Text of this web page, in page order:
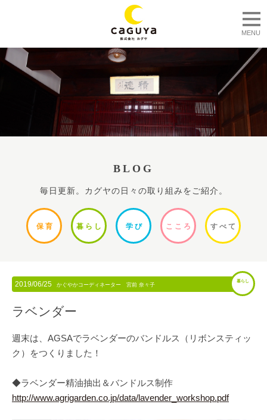
MENU
BLOG
毎日更新。カグヤの日々の取り組みをご紹介。
保 育 暮ら し 学 び ここ ろ すべて
2019/06/25 かぐやかコーディネーター 宮前 奈々子
暮らし
ラベンダー
週末は、AGSAでラベンダーのバンドルス（リボンスティッ
ク）をつくりました！
◆ラベンダー精油抽出＆バンドルス制作
http://www.agrigarden.co.jp/data/lavender_workshop.pdf